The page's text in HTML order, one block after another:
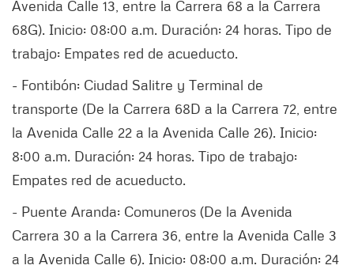
Avenida Calle 13, entre la Carrera 68 a la Carrera
68G). Inicio: 08:00 a.m. Duración: 24 horas. Tipo de
trabajo: Empates red de acueducto.
- Fontibón: Ciudad Salitre y Terminal de
transporte (De la Carrera 68D a la Carrera 72, entre
la Avenida Calle 22 a la Avenida Calle 26). Inicio:
8:00 a.m. Duración: 24 horas. Tipo de trabajo:
Empates red de acueducto.
- Puente Aranda: Comuneros (De la Avenida
Carrera 30 a la Carrera 36, entre la Avenida Calle 3
a la Avenida Calle 6). Inicio: 08:00 a.m. Duración: 24